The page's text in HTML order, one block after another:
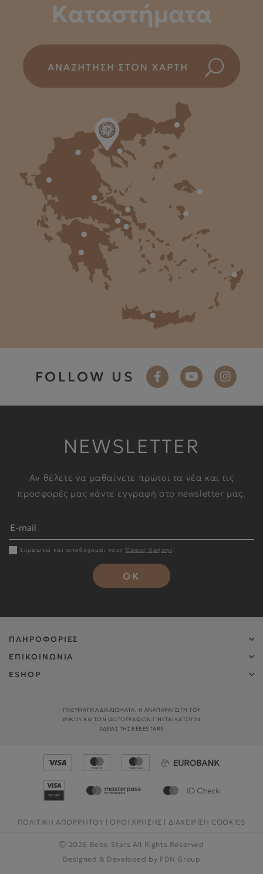
FOLLOW US
NEWSLETTER
Αν θέλετε να μαθαίνετε πρώτοι τα νέα και τις
προσφορές μας κάντε εγγραφή στο newsletter μας.
Συμφωνώ και αποδέχομαι τουςΌρους Χρήσης .
OK
ΠΛΗΡΟΦΟΡΙΕΣ
ΕΠΙΚΟΙΝΩΝΙΑ
ESHOP
ΠΝΕΥΜΑΤΙΚΑ ΔΙΚΑΙΩΜΑΤΑ: Η ΑΝΑΠΑΡΑΓΩΓΉ ΤΟΥ
ΥΛΙΚΟΎ ΚΑΙ ΤΩΝ ΦΩΤΟΓΡΑΦΙΏΝ ΓΊΝΕΤΑΙ ΚΑΤΌΠΙΝ
ΑΔΕΊΑΣ ΤΗΣ BEBESTARS
2026 Bebe Stars All Rights Reserved
ΠΟΛΙΤΙΚΗ ΑΠΟΡΡΗΤΟΥ ΟΡΟΙ ΧΡΗΣΗΣ ΔΙΑΧΕΊΡΙΣΗ COOKIES
Designed & Developed by FDN Group